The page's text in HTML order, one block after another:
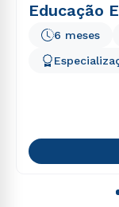
Educação
6 meses